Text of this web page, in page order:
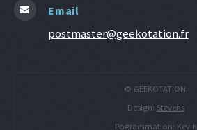
Email
postmaster@geekotation.fr
© GEEKOTATION.
Design: Stevens
Pogrammation: Kevin